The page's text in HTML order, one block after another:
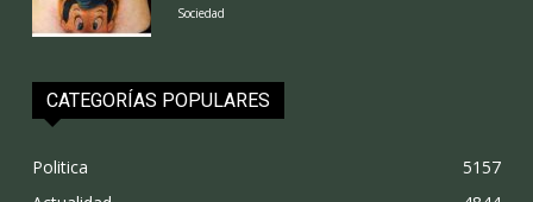
Sociedad
CATEGORÍAS POPULARES
Politica
5157